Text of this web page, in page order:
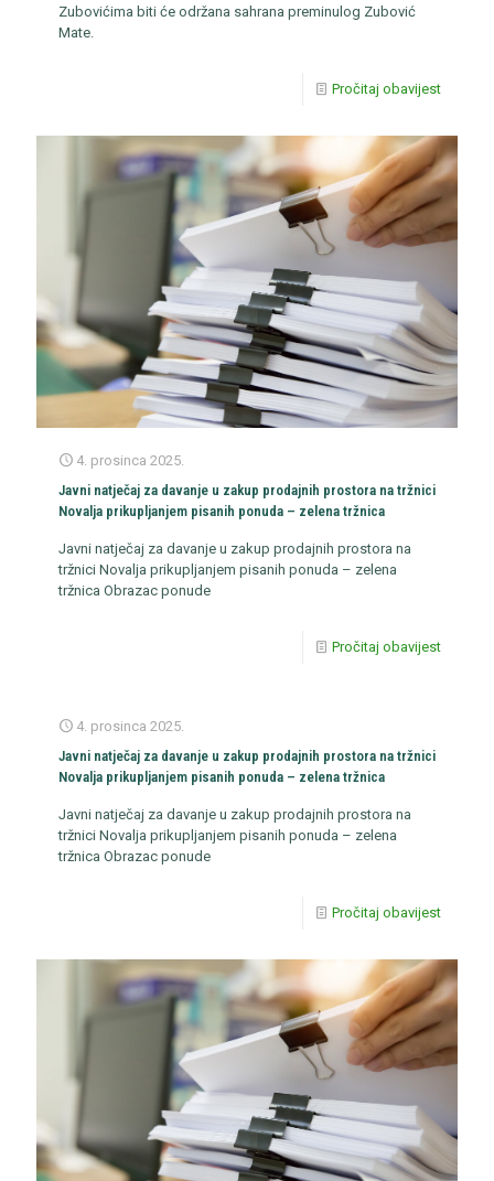
Zubovićima biti će održana sahrana preminulog Zubović
Mate.
Pročitaj obavijest
4. prosinca 2025.
Javni natječaj za davanje u zakup prodajnih prostora na tržnici
Novalja prikupljanjem pisanih ponuda – zelena tržnica
Javni natječaj za davanje u zakup prodajnih prostora na
tržnici Novalja prikupljanjem pisanih ponuda – zelena
tržnica Obrazac ponude
Pročitaj obavijest
4. prosinca 2025.
Javni natječaj za davanje u zakup prodajnih prostora na tržnici
Novalja prikupljanjem pisanih ponuda – zelena tržnica
Javni natječaj za davanje u zakup prodajnih prostora na
tržnici Novalja prikupljanjem pisanih ponuda – zelena
tržnica Obrazac ponude
Pročitaj obavijest